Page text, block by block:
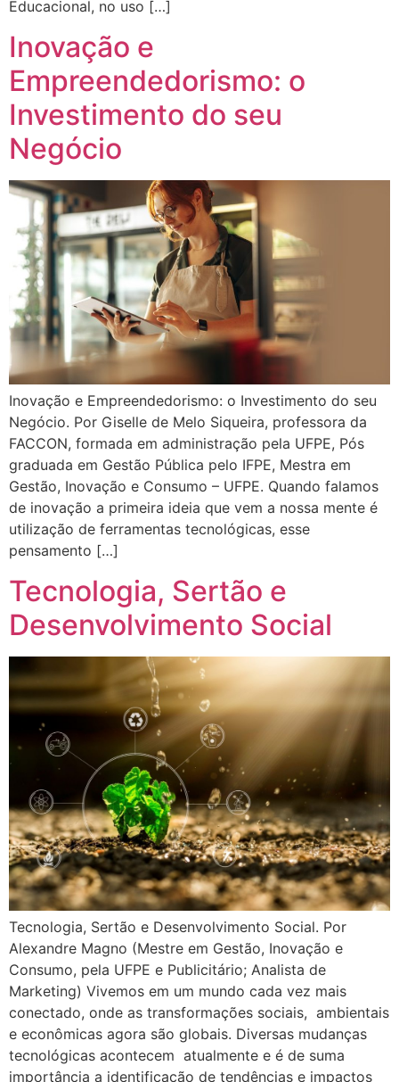
Educacional, no uso […]
Inovação e
Empreendedorismo: o
Investimento do seu
Negócio
Inovação e Empreendedorismo: o Investimento do seu
Negócio. Por Giselle de Melo Siqueira, professora da
FACCON, formada em administração pela UFPE, Pós
graduada em Gestão Pública pelo IFPE, Mestra em
Gestão, Inovação e Consumo – UFPE. Quando falamos
de inovação a primeira ideia que vem a nossa mente é
utilização de ferramentas tecnológicas, esse
pensamento […]
Tecnologia, Sertão e
Desenvolvimento Social
Tecnologia, Sertão e Desenvolvimento Social. Por
Alexandre Magno (Mestre em Gestão, Inovação e
Consumo, pela UFPE e Publicitário; Analista de
Marketing) Vivemos em um mundo cada vez mais
conectado, onde as transformações sociais, ambientais
e econômicas agora são globais. Diversas mudanças
tecnológicas acontecem atualmente e é de suma
importância a identificação de tendências e impactos